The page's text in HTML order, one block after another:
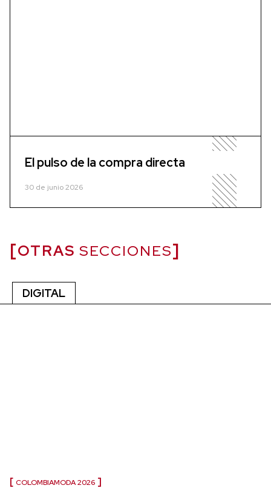
El pulso de la compra directa
30 de junio 2026
OTRAS SECCIONES
DIGITAL
COLOMBIAMODA 2026